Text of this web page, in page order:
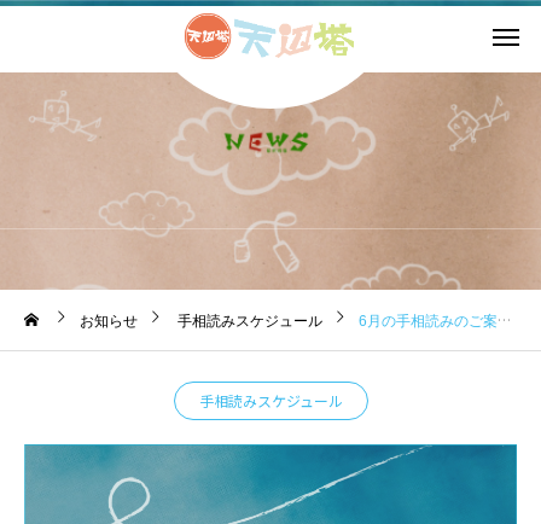
お知らせ
お知らせ 手相読みスケジュール 6月の手相読みのご案内です。
手相読みスケジュール